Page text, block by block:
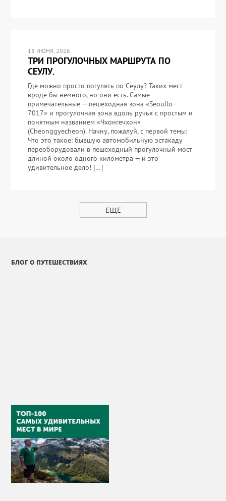
18 ИЮНЯ, 2026
ТРИ ПРОГУЛОЧНЫХ МАРШРУТА ПО
СЕУЛУ.
Где можно просто погулять по Сеулу? Таких мест
вроде бы немного, но они есть. Самые
примечательные — пешеходная зона «Seoullo-
7017» и прогулочная зона вдоль ручья с простым и
понятным названием «Чхонгечхон»
(Cheonggyecheon). Начну, пожалуй, с первой темы:
Что это такое: бывшую автомобильную эстакаду
переоборудовали в пешеходный прогулочный мост
длиной около одного километра — и это
удивительное дело! […]
ЕЩЕ
БЛОГ О ПУТЕШЕСТВИЯХ